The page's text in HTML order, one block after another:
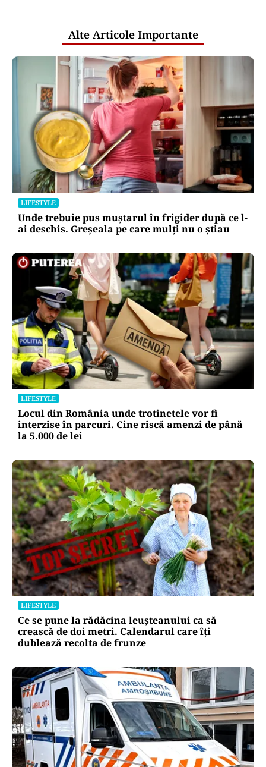
Alte Articole Importante
LIFESTYLE
Unde trebuie pus muștarul în frigider după ce l-
ai deschis. Greșeala pe care mulți nu o știau
LIFESTYLE
Locul din România unde trotinetele vor fi
interzise în parcuri. Cine riscă amenzi de până
la 5.000 de lei
LIFESTYLE
Ce se pune la rădăcina leușteanului ca să
crească de doi metri. Calendarul care îți
dublează recolta de frunze